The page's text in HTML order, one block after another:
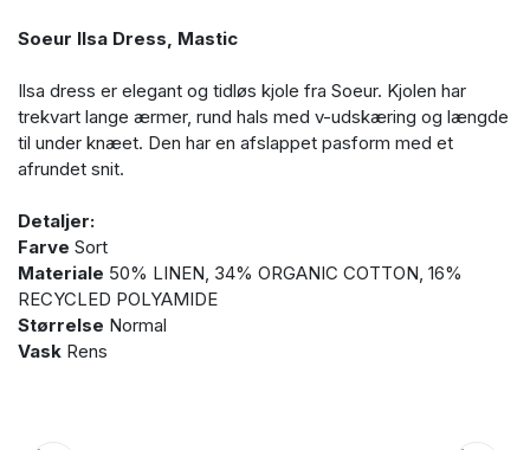
Soeur Ilsa Dress, Mastic
Ilsa dress er elegant og tidløs kjole fra Soeur. Kjolen har
trekvart lange ærmer, rund hals med v-udskæring og længde
til under knæet. Den har en afslappet pasform med et
afrundet snit.
Detaljer:
Farve Sort
Materiale 50% LINEN, 34% ORGANIC COTTON, 16%
RECYCLED POLYAMIDE
Størrelse Normal
Vask Rens